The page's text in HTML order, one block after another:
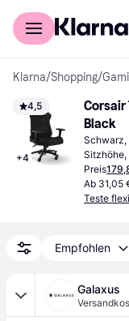
Für Shopper
Klarna/Shopping/
4,5
+4
Corsair
Black
Schwarz,
Sitzhöhe,
Preis
Ab 31,05
Teste
Empfohlen
Galaxus